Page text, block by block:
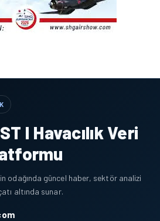
I Havacılık Veri
odağında güncel haber, sektör analizi
altında sunar.